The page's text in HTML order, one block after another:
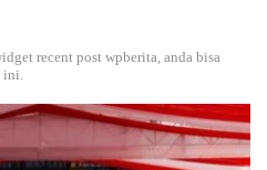
recent post wpberita, anda bisa
ini.